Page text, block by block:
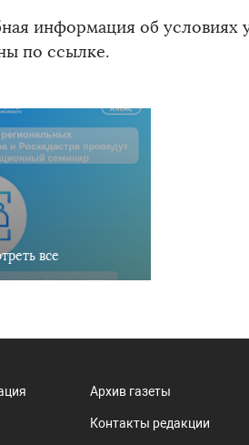
информация об условиях
по ссылке.
все
Архив газеты
Контакты редакции